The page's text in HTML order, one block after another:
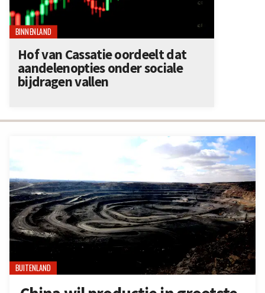
BUITENLAND
BINNENLAND
Hof van Cassatie oordeelt dat
aandelenopties onder sociale
bijdragen vallen